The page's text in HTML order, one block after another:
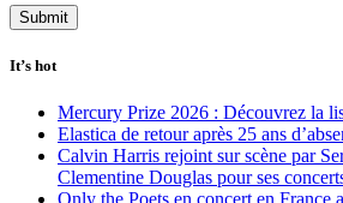
It’s hot
Mercury Prize 2026 : Découvrez la
Elastica de retour après 25 ans
Calvin Harris rejoint sur scène par
Clementine Douglas pour ses